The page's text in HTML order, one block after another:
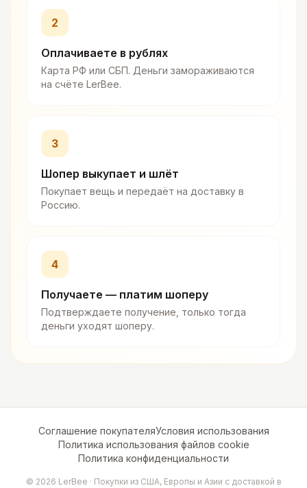
2
Оплачиваете в рублях
Карта РФ или СБП. Деньги замораживаются
на счёте LerBee.
3
Шопер выкупает и шлёт
Покупает вещь и передаёт на доставку в
Россию.
4
Получаете — платим шоперу
Подтверждаете получение, только тогда
деньги уходят шоперу.
Соглашение покупателяУсловия использования
Политика использования файлов cookie
Политика конфиденциальности
© 2026 LerBee · Покупки из США, Европы и Азии с доставкой в